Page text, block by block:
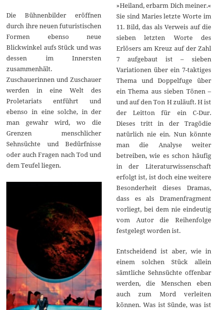
Die Bühnenbilder eröffnen
durch ihre neuen futuristischen
Formen ebenso neue
Blickwinkel aufs Stück und was
dessen im Innersten
zusammenhält.
Zuschauerinnen und Zuschauer
werden in eine Welt des
Proletariats entführt und
ebenso in eine solche, in der
man gewahr wird, wo die
Grenzen menschlicher
Sehnsüchte und Bedürfnisse
oder auch Fragen nach Tod und
dem Teufel liegen.
»Heiland, erbarm Dich meiner.«
Sie sind Maries letzte Worte im
11. Bild, das als Verweis auf die
sieben letzten Worte des
Erlösers am Kreuz auf der Zahl
7 aufgebaut ist – sieben
Variationen über ein 7-taktiges
Thema und Doppelfuge über
ein Thema aus sieben Tönen –
und auf den Ton H zuläuft. H ist
der Leitton für ein C-Dur.
Dieses tritt in der Tragödie
natürlich nie ein. Nun könnte
man die Analyse weiter
betreiben, wie es schon häufig
in der Literaturwissenschaft
erfolgt ist, ist doch eine weitere
Besonderheit dieses Dramas,
dass es als Dramenfragment
vorliegt, bei dem nie eindeutig
vom Autor die Reihenfolge
festgelegt worden ist.
Entscheidend ist aber, wie in
einem solchen Stück allein
sämtliche Sehnsüchte offenbar
werden, die Menschen eben
auch zum Mord verleiten
können. Was ist Sünde, was ist